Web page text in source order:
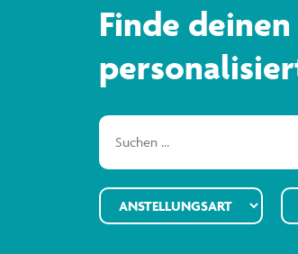
Finde